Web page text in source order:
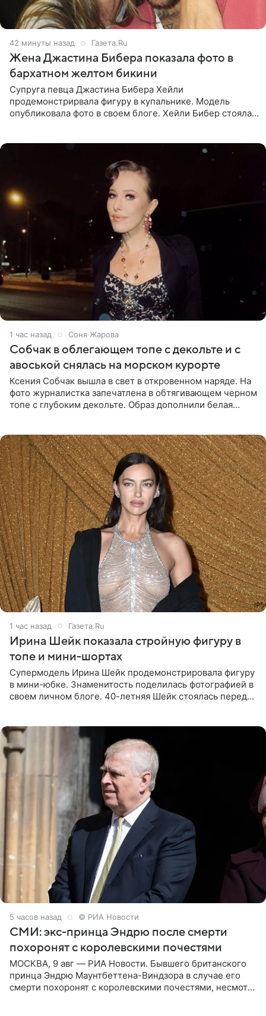
42 минуты назад Газета.Ru
Жена Джастина Бибера показала фото в
бархатном желтом бикини
Супруга певца Джастина Бибера Хейли
продемонстрирвала фигуру в купальнике. Модель
опубликовала фото в своем блоге. Хейли Бибер стояла
1 час назад Соня Жарова
Собчак в облегающем топе с декольте и с
авоськой снялась на морском курорте
Ксения Собчак вышла в свет в откровенном наряде. На
фото журналистка запечатлена в обтягивающем черном
топе с глубоким декольте. Образ дополнили белая
1 час назад Газета.Ru
Ирина Шейк показала стройную фигуру в
топе и мини-шортах
Супермодель Ирина Шейк продемонстрировала фигуру
в мини-юбке. Знаменитость поделилась фотографией в
своем личном блоге. 40-летняя Шейк стоялась перед
5 часов назад © РИА Новости
СМИ: экс-принца Эндрю после смерти
похоронят с королевскими почестями
МОСКВА, 9 авг — РИА Новости. Бывшего британского
принца Эндрю Маунтбеттена-Виндзора в случае его
смерти похоронят с королевскими почестями, несмотря